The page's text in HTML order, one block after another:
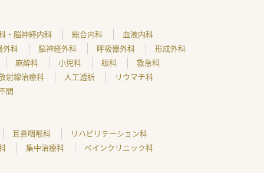
・脳神経内科 総合内科
血液内科
外科 脳神経外科 呼吸器外科
形成外科
麻酔科 小児科 眼科
救急科
射線治療科 人工透析
リウマチ科
問
耳鼻咽喉科
リハビリテーション科
集中治療科
ペインクリニック科